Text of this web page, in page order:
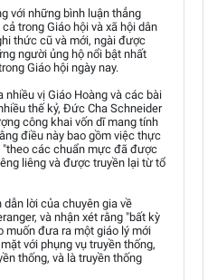
với những bình luận thẳng
trong Giáo hội và xã hội dân
thức cũ và mới, ngài được
người ủng hộ nổi bật nhất
Giáo hội ngày nay.
nhiều vị Giáo Hoàng và các bài
thế kỷ, Đức Cha Schneider
công khai vốn dĩ mang tính
điều này bao gồm việc thực
"theo các chuẩn mực đã được
liêng và được truyền lại từ tổ
lời của chuyên gia về
và nhận xét rằng "bất kỳ
muốn đưa ra một giáo lý mới
với phụng vụ truyền thống,
thống, và là truyền thống